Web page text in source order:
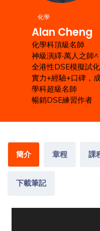
化學
Alan Cheng
化學科頂級名師
神級演繹‧萬人之師^
全港性DSE模擬試
實力+經驗+口碑，
學科超級名師
暢銷DSE練習作者
簡介 章程 課
下載筆記